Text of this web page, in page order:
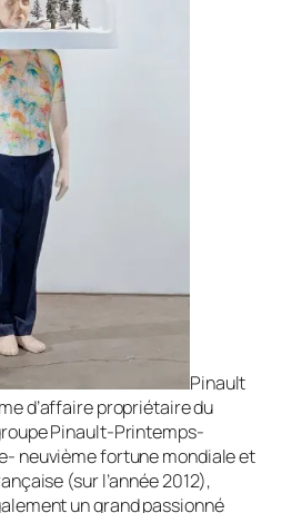
Pinault
d’affaire propriétaire du
Pinault-Printemps-
neuvième fortune mondiale et
(sur l’année 2012),
un grand passionné